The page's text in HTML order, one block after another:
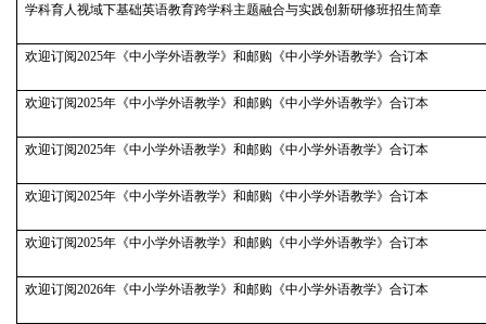
学科育人视域下基础英语教育跨学科主题融合与实践创新研修班招生简章
欢迎订阅2025年《中小学外语教学》和邮购《中小学外语教学》合订本
欢迎订阅2025年《中小学外语教学》和邮购《中小学外语教学》合订本
欢迎订阅2025年《中小学外语教学》和邮购《中小学外语教学》合订本
欢迎订阅2025年《中小学外语教学》和邮购《中小学外语教学》合订本
欢迎订阅2025年《中小学外语教学》和邮购《中小学外语教学》合订本
欢迎订阅2026年《中小学外语教学》和邮购《中小学外语教学》合订本